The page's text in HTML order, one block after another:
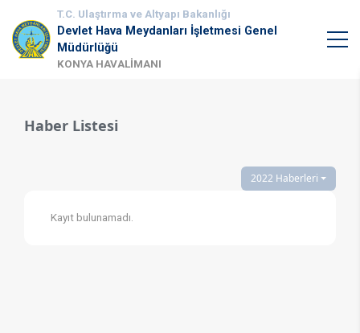
T.C. Ulaştırma ve Altyapı Bakanlığı
Devlet Hava Meydanları İşletmesi Genel
Müdürlüğü
KONYA HAVALİMANI
Haber Listesi
2022 Haberleri
Kayıt bulunamadı.